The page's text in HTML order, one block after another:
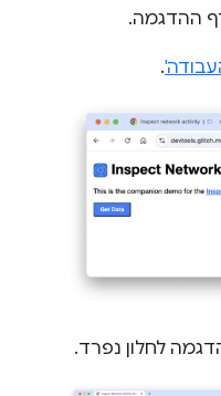
ההדגמה.
.
לחלון נפרד.